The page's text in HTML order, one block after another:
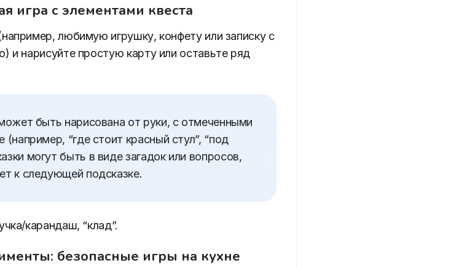
игра с элементами квеста
любимую игрушку, конфету или записку с
и нарисуйте простую карту или оставьте ряд
быть нарисована от руки, с отмеченными
(например, “где стоит красный стул”, “под
могут быть в виде загадок или вопросов,
к следующей подсказке.
карандаш, “клад”.
безопасные игры на кухне